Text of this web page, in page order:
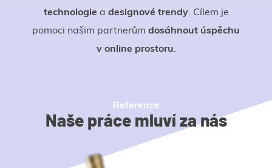
technologie a designové trendy. Cílem je
pomoci našim partnerům dosáhnout úspěchu
v online prostoru.
Reference
Naše práce mluví za nás